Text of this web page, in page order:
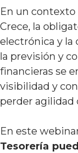
En un contexto
Crece, la
electrónica y la
la previsión y
financieras se
visibilidad y
perder agilidad
En este
Tesorería